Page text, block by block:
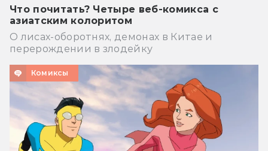
Что почитать? Четыре веб-комикса с
азиатским колоритом
О лисах-оборотнях, демонах в Китае и
перерождении в злодейку
Комиксы